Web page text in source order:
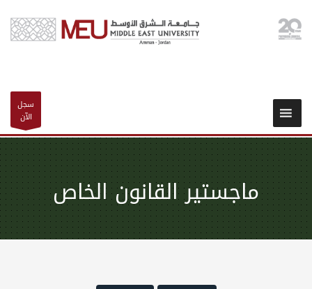
سجل
الآن
ماجستير القانون الخاص